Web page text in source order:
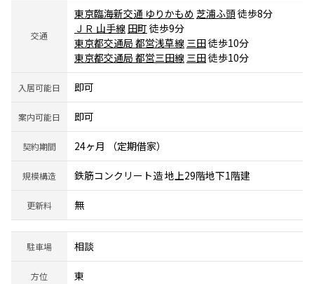
交通
東京臨海新交通 ゆりかもめ 芝浦ふ頭徒歩8分
ＪＲ 山手線 田町 徒歩9分
東京都交通局 都営浅草線三田徒歩10分
東京都交通局 都営三田線三田徒歩10分
入居可能日 即可
案内可能日 即可
契約期間 24ヶ月 （定期借家）
規模構造 鉄筋コンクリート造 地上29階地下1階建
更新料 無
駐車場 相談
方位 東